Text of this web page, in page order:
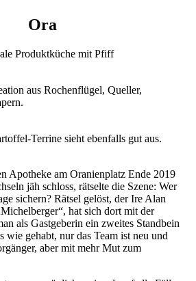
Ora
Produktküche mit Pfiff
aus Rochenflügel, Queller,
Terrine sieht ebenfalls gut aus.
Apotheke am Oranienplatz Ende 2019
jäh schloss, rätselte die Szene: Wer
sichern? Rätsel gelöst, der Ire Alan
hat sich dort mit der
als Gastgeberin ein zweites Standbein
wie gehabt, nur das Team ist neu und
aber mit mehr Mut zum